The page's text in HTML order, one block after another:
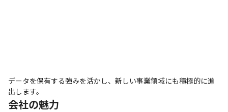
データを保有する強みを活かし、新しい事業領域にも積極的に進
出します。
会社の魅力